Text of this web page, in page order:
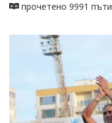
прочетено 9991 пъти